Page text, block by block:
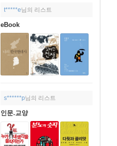
t*****e님의 리스트
eBook
s******p님의 리스트
인문.교양